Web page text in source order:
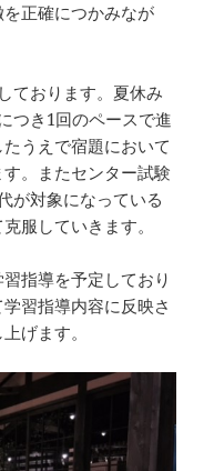
正確につかみなが
ております。夏休み
つき1回のペースで進
うえで宿題において
。またセンター試験
が対象になっている
服していきます。
指導を予定しており
習指導内容に反映さ
げます。